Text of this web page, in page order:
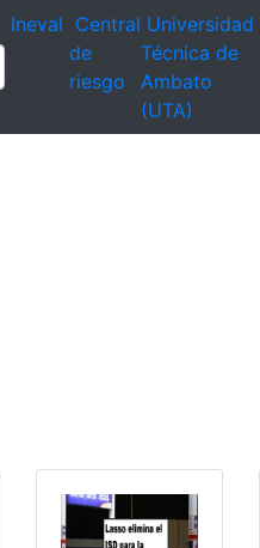
Ineval Central
de
riesgo
Universidad
Técnica de
Ambato
(UTA)